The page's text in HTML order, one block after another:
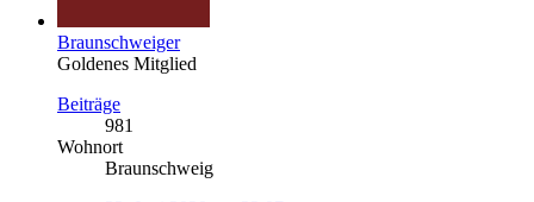
Braunschweiger
Goldenes Mitglied
Beiträge
981
Wohnort
Braunschweig